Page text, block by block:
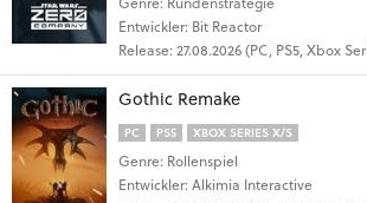
Entwickler: Bit Reactor
Release: 27.08.2026 (PC, PS5, Xbox
Gothic Remake
PC PS5 XBOX SERIES X/S
Genre: Rollenspiel
Entwickler: Alkimia Interactive